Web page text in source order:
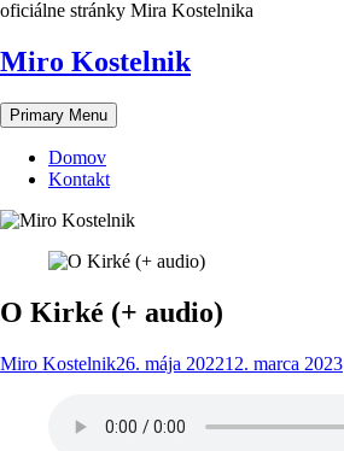
Skip
content
oficiálne stránky Mira Kostelnika
Miro Kostelnik
Primary Menu
Domov
Kontakt
O Kirké (+ audio)
Miro Kostelnik26. mája 202212. marca 2023